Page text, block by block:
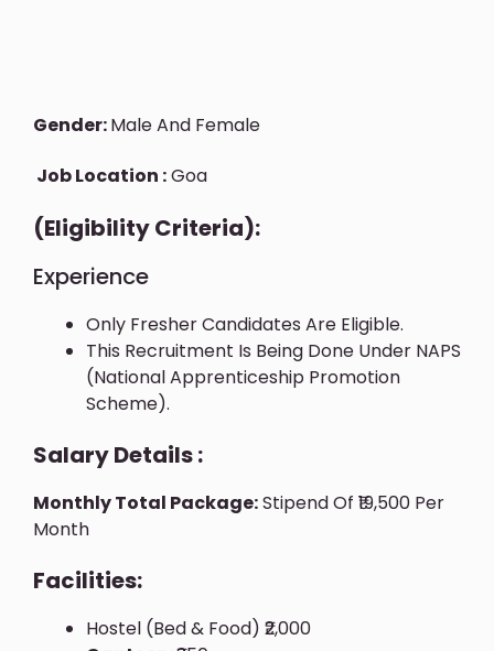
Gender:Male And Female
Job Location :Goa
(Eligibility Criteria):
Experience
Only Fresher Candidates Are Eligible.
This Recruitment Is Being Done Under NAPS
(National Apprenticeship Promotion
Scheme).
Salary Details :
Monthly Total Package:Stipend Of ₹19,500 Per
Month
Facilities:
Hostel (Bed & Food) ₹2,000